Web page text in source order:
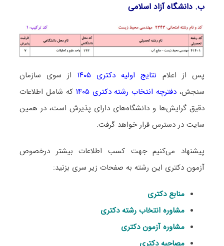
ب. دانشگاه آزاد اﺳﻼمی
پس از اعلام نتایج اولیه دکتری ۱۴۰۵
از سوی سازمان
سنجش، دفترچه انتخاب رشته دکتری ۱۴۰۵
که شامل اطلاعات
دقیق گرایش‌ها و دانشگاه‌های دارای پذیرش است، در همین
سایت در دسترس قرار خواهد گرفت.
پیشنهاد می‌کنیم جهت کسب اطلاعات بیشتر درخصوص
آزمون دکتری این رشته به صفحات زیر سری بزنید:
منابع دکتری
مشاوره انتخاب رشته دکتری
مشاوره آزمون دکتری
مصاحبه دکتری